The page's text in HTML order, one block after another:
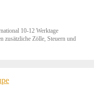
10-12 Werktage
zusätzliche Zölle, Steuern und